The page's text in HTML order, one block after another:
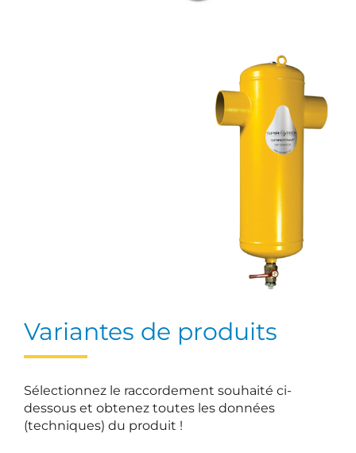
Variantes de produits
Sélectionnez le raccordement souhaité ci-
dessous et obtenez toutes les données
(techniques) du produit !